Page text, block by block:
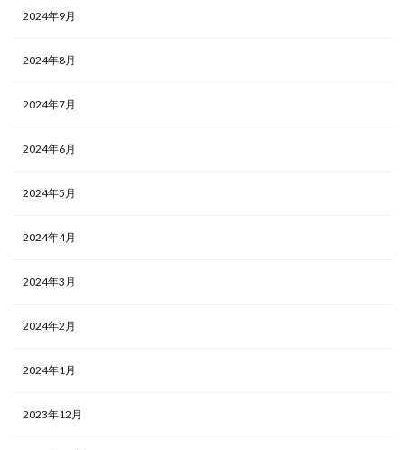
2024年9月
2024年8月
2024年7月
2024年6月
2024年5月
2024年4月
2024年3月
2024年2月
2024年1月
2023年12月